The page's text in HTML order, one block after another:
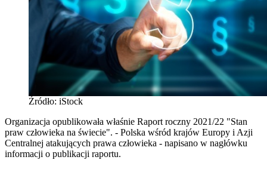
Źródło: iStock
Organizacja opublikowała właśnie Raport roczny 2021/22 "Stan
praw człowieka na świecie". - Polska wśród krajów Europy i Azji
Centralnej atakujących prawa człowieka - napisano w nagłówku
informacji o publikacji raportu.